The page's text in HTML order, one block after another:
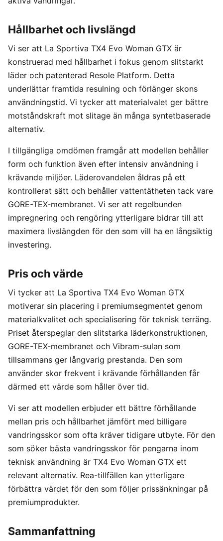
Hållbarhet och livslängd
Vi ser att La Sportiva TX4 Evo Woman GTX är
konstruerad med hållbarhet i fokus genom slitstarkt
läder och patenterad Resole Platform. Detta
underlättar framtida resulning och förlänger skons
användningstid. Vi tycker att materialvalet ger bättre
motståndskraft mot slitage än många syntetbaserade
alternativ.
I tillgängliga omdömen framgår att modellen behåller
form och funktion även efter intensiv användning i
krävande miljöer. Läderovandelen åldras på ett
kontrollerat sätt och behåller vattentätheten tack vare
GORE-TEX-membranet. Vi ser att regelbunden
impregnering och rengöring ytterligare bidrar till att
maximera livslängden för den som vill ha en långsiktig
investering.
Pris och värde
Vi tycker att La Sportiva TX4 Evo Woman GTX
motiverar sin placering i premiumsegmentet genom
materialkvalitet och specialisering för teknisk terräng.
Priset återspeglar den slitstarka läderkonstruktionen,
GORE-TEX-membranet och Vibram-sulan som
tillsammans ger långvarig prestanda. Den som
använder skor frekvent i krävande förhållanden får
därmed ett värde som håller över tid.
Vi ser att modellen erbjuder ett bättre förhållande
mellan pris och hållbarhet jämfört med billigare
vandringsskor som ofta kräver tidigare utbyte. För den
som söker bästa vandringsskor för pengarna inom
teknisk användning är TX4 Evo Woman GTX ett
relevant alternativ. Rea-tillfällen kan ytterligare
förbättra värdet för den som följer prissänkningar på
premiumprodukter.
Sammanfattning